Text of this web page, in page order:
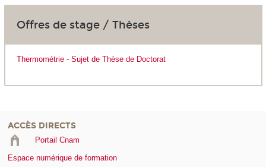
Offres de stage / Thèses
Thermométrie - Sujet de Thèse de Doctorat
ACCÈS DIRECTS
Portail Cnam
Espace numérique de formation